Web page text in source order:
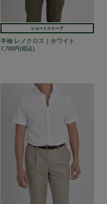
ショートスリーブ
半袖 レノクロス｜ホワイト
7,700円(税込)